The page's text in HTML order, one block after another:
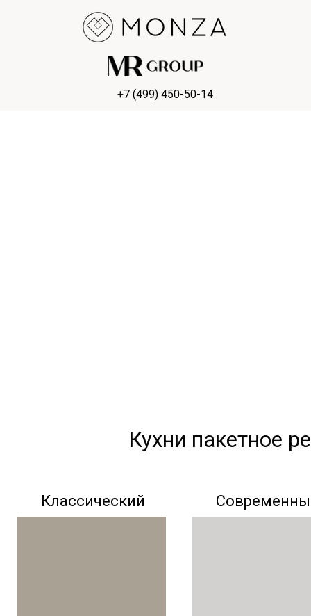
+7 (499) 450-50-14
Кухни пакетное
Классический